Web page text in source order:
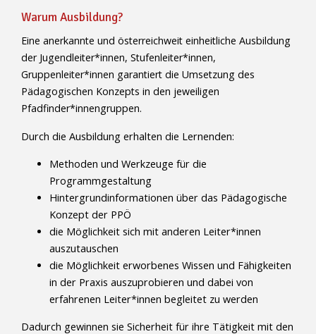
Warum Ausbildung?
Eine anerkannte und österreichweit einheitliche Ausbildung
der Jugendleiter*innen, Stufenleiter*innen,
Gruppenleiter*innen garantiert die Umsetzung des
Pädagogischen Konzepts in den jeweiligen
Pfadfinder*innengruppen.
Durch die Ausbildung erhalten die Lernenden:
Methoden und Werkzeuge für die
Programmgestaltung
Hintergrundinformationen über das Pädagogische
Konzept der PPÖ
die Möglichkeit sich mit anderen Leiter*innen
auszutauschen
die Möglichkeit erworbenes Wissen und Fähigkeiten
in der Praxis auszuprobieren und dabei von
erfahrenen Leiter*innen begleitet zu werden
Dadurch gewinnen sie Sicherheit für ihre Tätigkeit mit den